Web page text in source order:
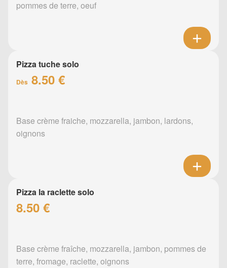
pommes de terre, oeuf
Pizza tuche solo
Dès 8.50 €
Base crème fraiche, mozzarella, jambon, lardons,
oignons
Pizza la raclette solo
8.50 €
Base crème fraîche, mozzarella, jambon, pommes de
terre, fromage, raclette, oignons